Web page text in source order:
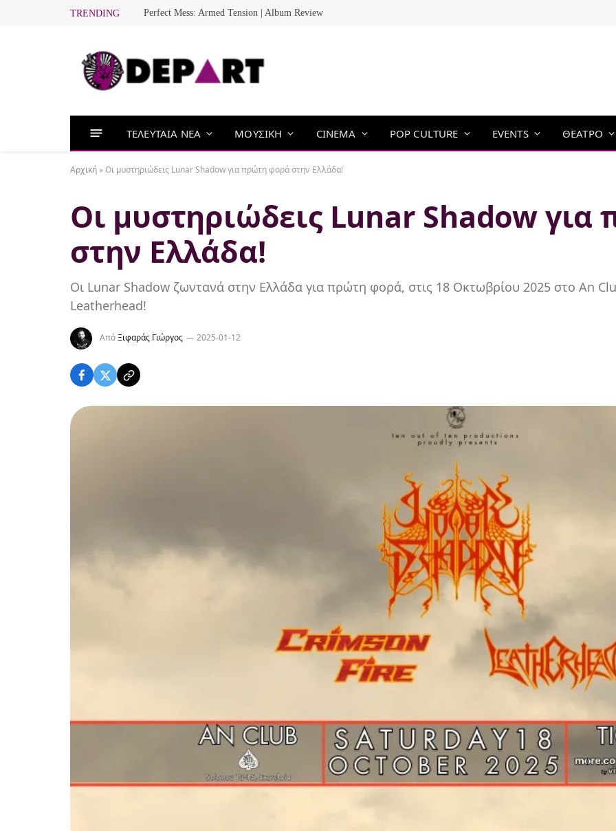
TRENDING Perfect Mess: Armed Tension | Album Review
ΤΕΛΕΥΤΑΙΑ ΝΕΑ ΜΟΥΣΙΚΗ CINEMA POP CULTURE EVENTS ΘΕΑΤΡΟ
Αρχική »Οι μυστηριώδεις Lunar Shadow για πρώτη φορά στην Ελλάδα!
Οι μυστηριώδεις Lunar Shadow
στην Ελλάδα!
Οι Lunar Shadow ζωντανά στην Ελλάδα για πρώτη φορά, στις 18 Οκτωβρίου 2025 στο An
Leatherhead!
ΑπόΞιφαράς Γιώργος 2025-01-12